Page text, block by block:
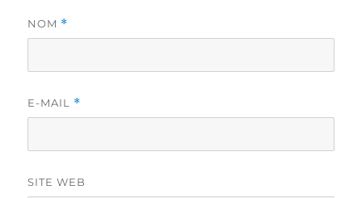
NOM *
E-MAIL *
SITE WEB